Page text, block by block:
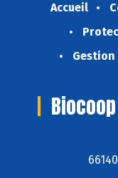
Accueil
Gestion